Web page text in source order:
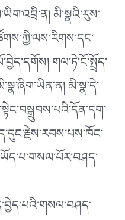
མི་སྣའི་རུས་
གལ་ཏེ་ངོ་སྤྲོད་
མི་སྣ་དེ་